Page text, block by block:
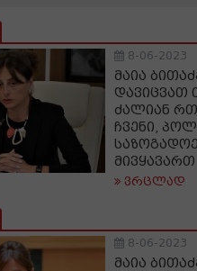
8-06-2023
მაია
დავიცვათ
ძალიან
ჩვენი,
მივყავართ
ვრცლად
8-06-2023
მაია